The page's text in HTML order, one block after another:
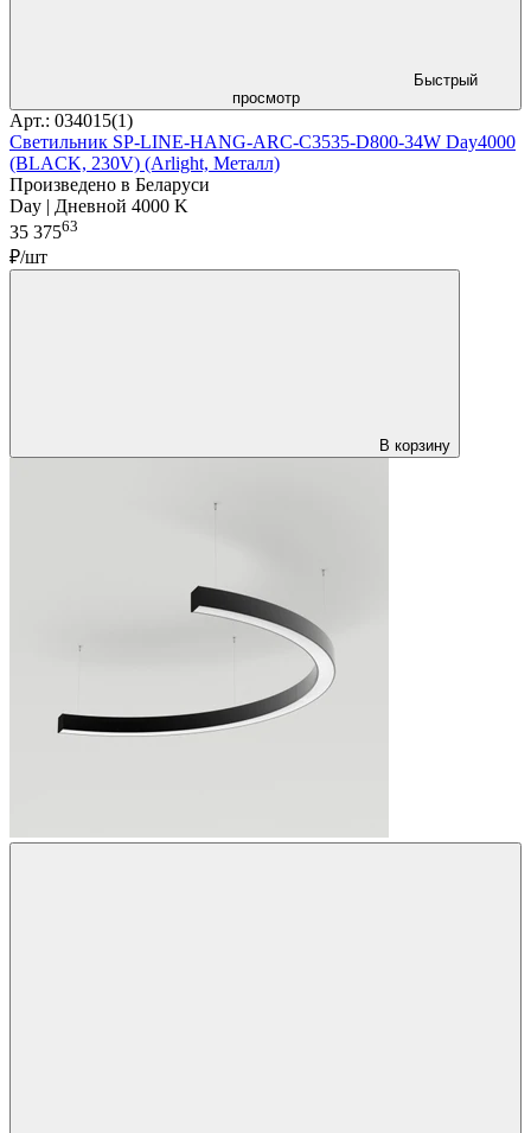
Быстрый
просмотр
Арт.: 034015(1)
Светильник SP-LINE-HANG-ARC-C3535-D800-34W Day4000
(BLACK, 230V) (Arlight, Металл)
Произведено в Беларуси
Day | Дневной 4000 K
35 37563
₽/шт
В корзину